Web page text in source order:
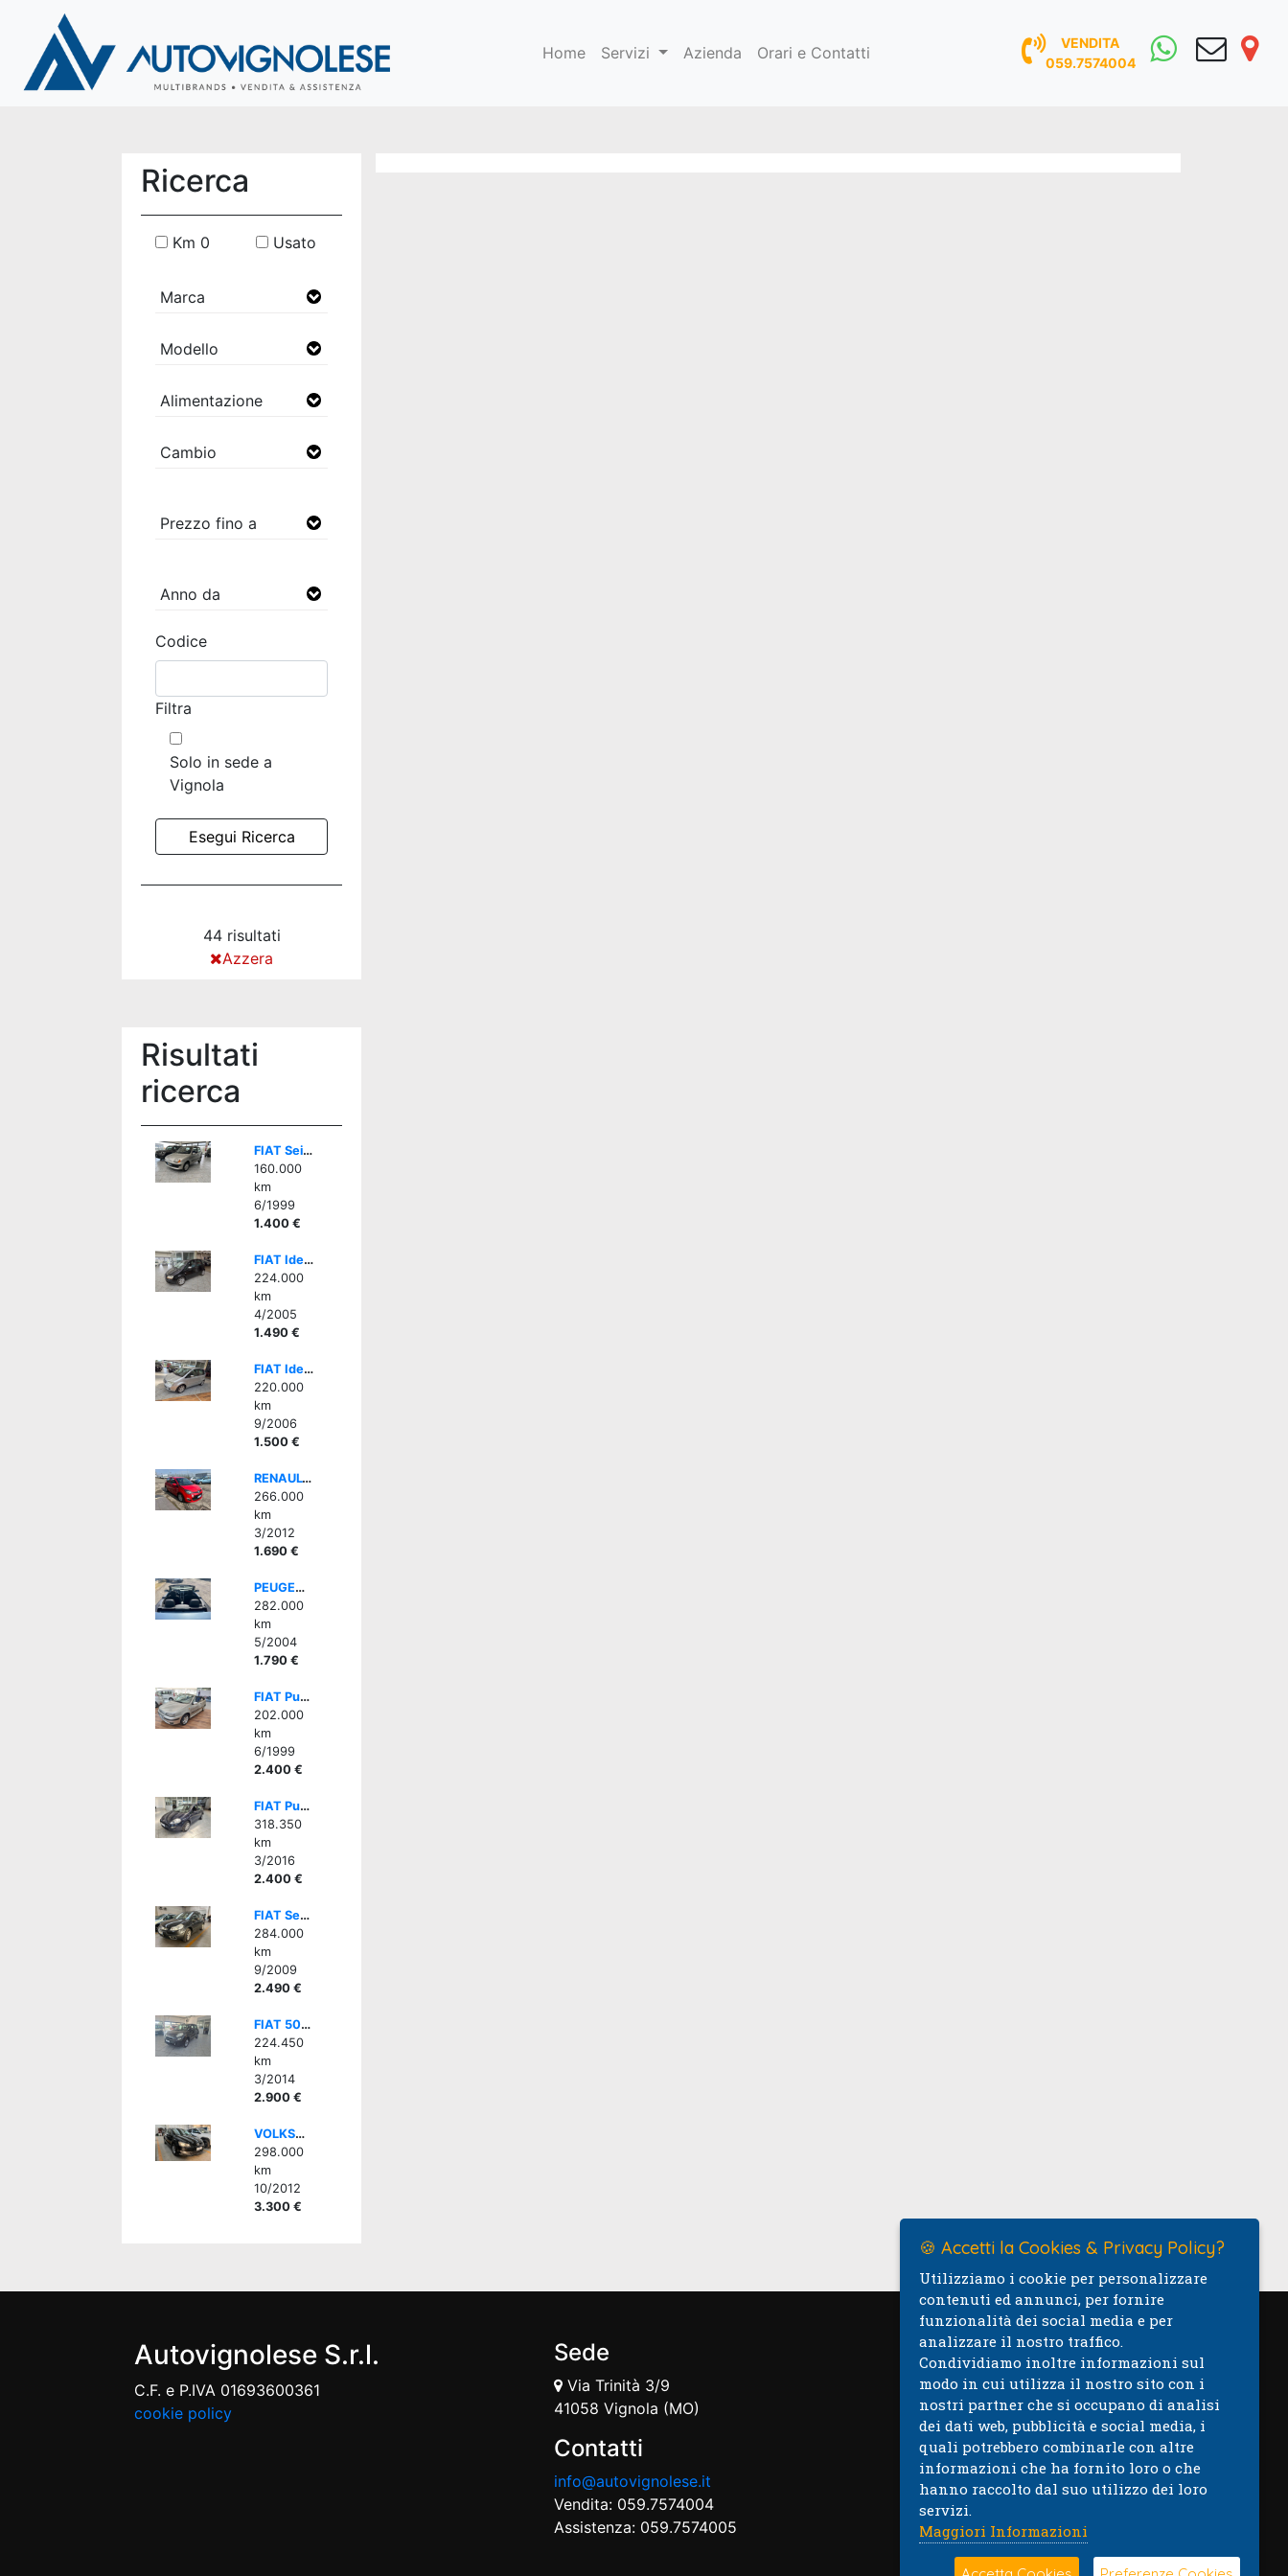
Home Servizi Azienda Orari e Contatti
VENDITA
059.7574004
Ricerca
Km 0 Usato
Codice
Filtra
Solo in sede a
Vignola
Esegui Ricerca
44 risultati
Azzera
Risultati
ricerca
FIAT Seicento 1.1i cat Hobby - GOMMATA ALL SEASON
160.000
km
6/1999
1.400 €
FIAT Idea 1.3 Multijet 16V Emotion
224.000
km
4/2005
1.490 €
FIAT Idea 1.3 Multijet 16V 90 CV Dynamic
220.000
km
9/2006
1.500 €
RENAULT Twingo 1.5 dCi 75CV Wave - BELLA, GOMMATA BENE
266.000
km
3/2012
1.690 €
PEUGEOT 307 1.6 16V 3p. XSI Cabrio Capote Elettric, CLIMA AUTO
282.000
km
5/2004
1.790 €
FIAT Punto 1ª serie 60 cat Cabrio
202.000
km
6/1999
2.400 €
FIAT Punto 1.2 8V 5 porte Street
318.350
km
3/2016
2.400 €
FIAT Sedici 1.6 16V 4x4 Dynamic - GPL- PER OP SETTORE
284.000
km
9/2009
2.490 €
FIAT 500L 0.9 TwinAir 105 CV Pop Star DA COMMERCIANTE
224.450
km
3/2014
2.900 €
VOLKSWAGEN Polo 1.2 TDI DPF 5 p. Trendline - OP. SETTORE
298.000
km
10/2012
3.300 €
Autovignolese S.r.l.
C.F. e P.IVA 01693600361
cookie policy
Sede
Via Trinità 3/9
41058 Vignola (MO)
Contatti
info@autovignolese.it
Vendita: 059.7574004
Assistenza: 059.7574005
Mappa
🍪 Accetti la Cookies & Privacy Policy?
Utilizziamo i cookie per personalizzare
contenuti ed annunci, per fornire
funzionalità dei social media e per
analizzare il nostro traffico.
Condividiamo inoltre informazioni sul
modo in cui utilizza il nostro sito con i
nostri partner che si occupano di analisi
dei dati web, pubblicità e social media, i
quali potrebbero combinarle con altre
informazioni che ha fornito loro o che
hanno raccolto dal suo utilizzo dei loro
servizi.
Maggiori Informazioni